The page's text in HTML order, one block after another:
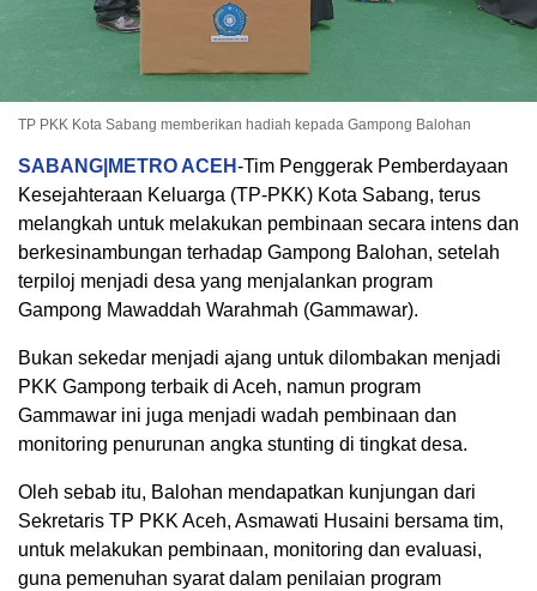
TP PKK Kota Sabang memberikan hadiah kepada Gampong Balohan
SABANG|METRO ACEH-Tim Penggerak Pemberdayaan
Kesejahteraan Keluarga (TP-PKK) Kota Sabang, terus
melangkah untuk melakukan pembinaan secara intens dan
berkesinambungan terhadap Gampong Balohan, setelah
terpiloj menjadi desa yang menjalankan program
Gampong Mawaddah Warahmah (Gammawar).
Bukan sekedar menjadi ajang untuk dilombakan menjadi
PKK Gampong terbaik di Aceh, namun program
Gammawar ini juga menjadi wadah pembinaan dan
monitoring penurunan angka stunting di tingkat desa.
Oleh sebab itu, Balohan mendapatkan kunjungan dari
Sekretaris TP PKK Aceh, Asmawati Husaini bersama tim,
untuk melakukan pembinaan, monitoring dan evaluasi,
guna pemenuhan syarat dalam penilaian program